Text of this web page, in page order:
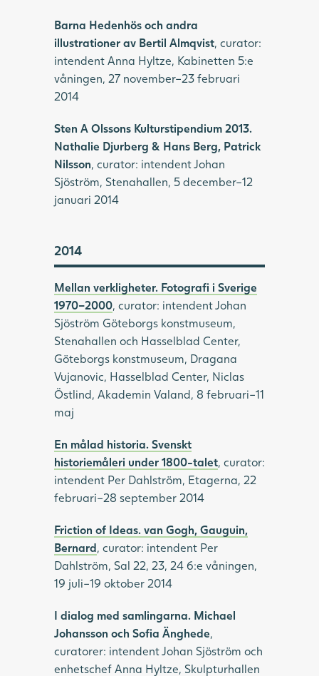
Barna Hedenhös och andra
illustrationer av Bertil Almqvist, curator:
intendent Anna Hyltze, Kabinetten 5:e
våningen, 27 november–23 februari
2014
Sten A Olssons Kulturstipendium 2013.
Nathalie Djurberg & Hans Berg, Patrick
Nilsson, curator: intendent Johan
Sjöström, Stenahallen, 5 december–12
januari 2014
2014
Mellan verkligheter. Fotografi i Sverige
1970–2000, curator: intendent Johan
Sjöström Göteborgs konstmuseum,
Stenahallen och Hasselblad Center,
Göteborgs konstmuseum, Dragana
Vujanovic, Hasselblad Center, Niclas
Östlind, Akademin Valand, 8 februari–11
maj
En målad historia. Svenskt
historiemåleri under 1800-talet, curator:
intendent Per Dahlström, Etagerna, 22
februari–28 september 2014
Friction of Ideas. van Gogh, Gauguin,
Bernard, curator: intendent Per
Dahlström, Sal 22, 23, 24 6:e våningen,
19 juli–19 oktober 2014
I dialog med samlingarna. Michael
Johansson och Sofia Änghede,
curatorer: intendent Johan Sjöström och
enhetschef Anna Hyltze, Skulpturhallen